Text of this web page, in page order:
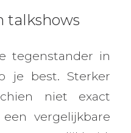
talkshows
tegenstander in
je best. Sterker
niet exact
vergelijkbare